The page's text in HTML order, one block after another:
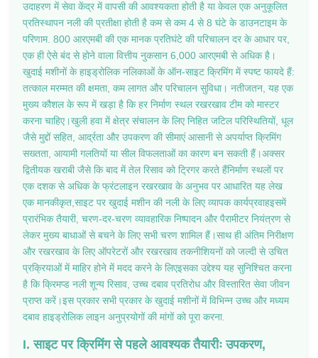
उदाहरण में सेवा केंद्र में वापसी की आवश्यकता होती है या केवल एक अनुकूलित
प्रतिस्थापन नली की प्रतीक्षा होती है कम से कम 4 से 8 घंटे के डाउनटाइम के
परिणाम. 800 आरएमबी की एक मानक प्रतिघंटे की परिचालन दर के आधार पर,
एक ही ऐसे बंद से होने वाला वित्तीय नुकसान 6,000 आरएमबी से अधिक है।
खुदाई मशीनों के हाइड्रोलिक नलिकाओं के ऑन-साइट क्रिमिंग में स्पष्ट फायदे हैं:
तत्काल मरम्मत की क्षमता, कम लागत और परिचालन सुविधा। नतीजतन, यह एक
मुख्य कौशल के रूप में खड़ा है कि हर निर्माण स्थल रखरखाव टीम को मास्टर
करना चाहिए।खुली हवा में क्षेत्र संचालन के लिए निहित जटिल परिस्थितियों, धूल
जैसे मुद्दों सहित, आर्द्रता और उपकरण की सीमाएं आसानी से अपर्याप्त क्रिमिंग
सख्तता, आयामी गलतियों या सील विफलताओं का कारण बन सकती हैं।अक्सर
द्वितीयक खराबी जैसे कि बाद में तेल रिसाव को ट्रिगर करते हैंनिर्माण स्थलों पर
एक दशक से अधिक के फ्रंटलाइन रखरखाव के अनुभव पर आधारित यह लेख
एक मानकीकृत,साइट पर खुदाई मशीन की नली के लिए व्यापक कार्यप्रवाहइसमें
प्रारंभिक तैयारी, चरण-दर-चरण व्यावहारिक निष्पादन और पैरामीटर नियंत्रण से
लेकर मुख्य बाधाओं से बचने के लिए सभी चरण शामिल हैं।साथ ही अंतिम निरीक्षण
और रखरखाव के लिए ऑपरेटरों और रखरखाव तकनीशियनों को जल्दी से उचित
प्रक्रियाओं में माहिर होने में मदद करने के लिएइसका उद्देश्य यह सुनिश्चित करना
है कि क्रिमप्ड नली शून्य रिसाव, उच्च दबाव प्रतिरोध और विस्तारित सेवा जीवन
प्राप्त करें।इस प्रकार सभी प्रकार के खुदाई मशीनों में विभिन्न उच्च और मध्यम
दबाव हाइड्रोलिक लाइन अनुप्रयोगों की मांगों को पूरा करना.
I. साइट पर क्रिमिंग से पहले आवश्यक तैयारीः उपकरण,